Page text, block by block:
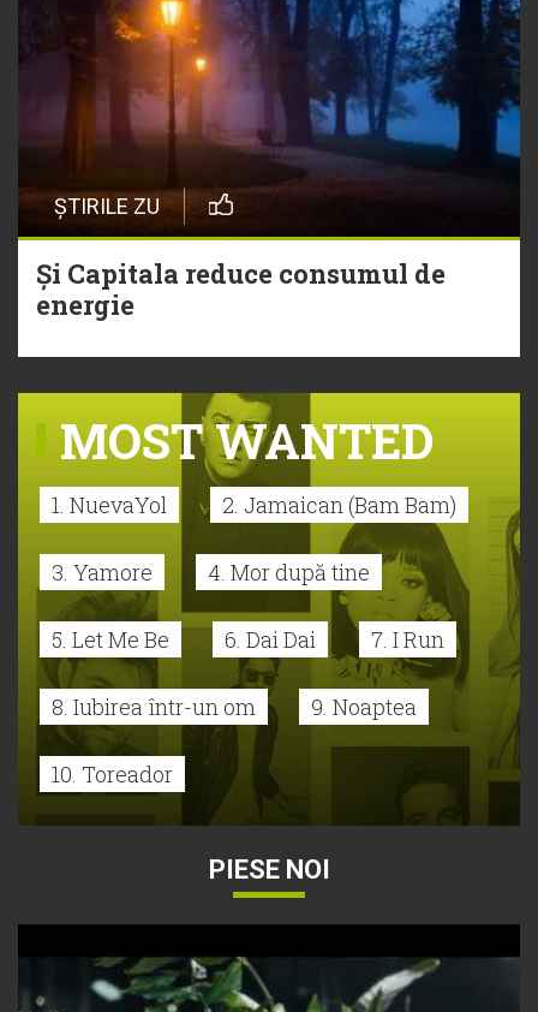
ȘTIRILE ZU
Și Capitala reduce consumul de
energie
MOST WANTED
1. NuevaYol 2. Jamaican (Bam Bam)
3. Yamore 4. Mor după tine
5. Let Me Be 6. Dai Dai 7. I Run
8. Iubirea într-un om 9. Noaptea
10. Toreador
PIESE NOI